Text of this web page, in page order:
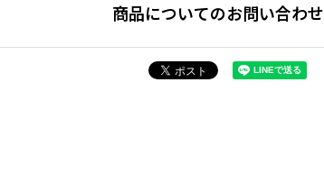
商品についてのお問い合わせ